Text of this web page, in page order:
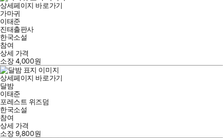
상세페이지 바로가기
가마귀
이태준
진태출판사
한국소설
참여
상세 가격
소장4,000원
상세페이지 바로가기
달밤
이태준
포레스트 위즈덤
한국소설
참여
상세 가격
소장 9,800원